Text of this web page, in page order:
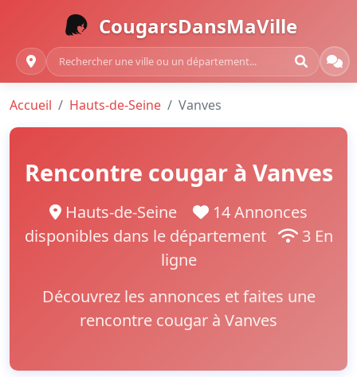
CougarsDansMaVille
Accueil Hauts-de-Seine Vanves
Rencontre cougar à Vanves
Hauts-de-Seine
14 Annonces
disponibles dans le département
3 En
ligne
Découvrez les annonces et faites une
rencontre cougar à Vanves